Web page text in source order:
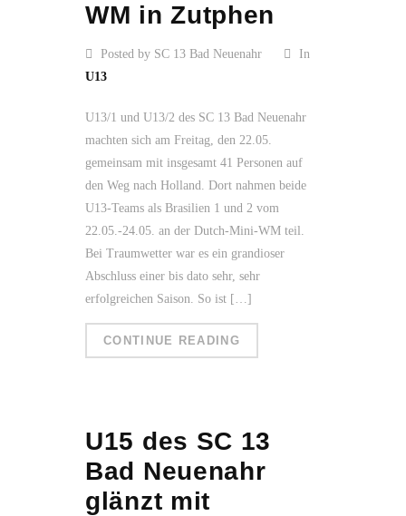
WM in Zutphen
Posted by SC 13 Bad Neuenahr
In
U13
U13/1 und U13/2 des SC 13 Bad Neuenahr
machten sich am Freitag, den 22.05.
gemeinsam mit insgesamt 41 Personen auf
den Weg nach Holland. Dort nahmen beide
U13-Teams als Brasilien 1 und 2 vom
22.05.-24.05. an der Dutch-Mini-WM teil.
Bei Traumwetter war es ein grandioser
Abschluss einer bis dato sehr, sehr
erfolgreichen Saison. So ist […]
CONTINUE READING
U15 des SC 13
Bad Neuenahr
glänzt mit